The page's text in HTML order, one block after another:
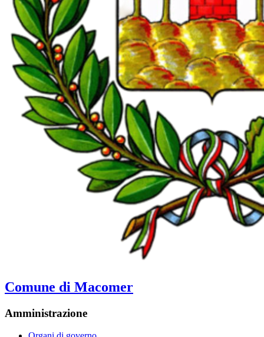
Comune di Macomer
Amministrazione